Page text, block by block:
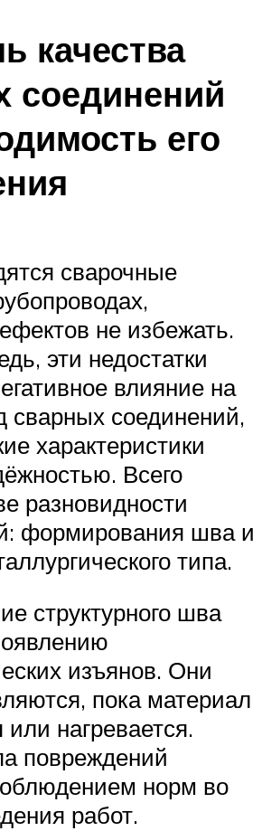
качества
соединений
его
сварочные
не избежать.
эти недостатки
влияние на
сварных соединений,
характеристики
Всего
разновидности
формирования шва и
типа.
структурного шва
изъянов. Они
пока материал
нагревается.
повреждений
норм во
работ.